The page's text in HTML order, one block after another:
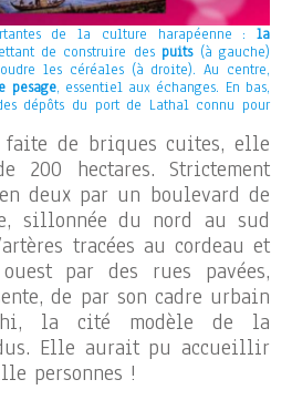
de la culture harapéenne : la
de construire des puits(à gauche)
les céréales (à droite). Au centre,
pesage, essentiel aux échanges. En bas,
dépôts du port de Lathal connu pour
faite de briques cuites, elle
200 hectares. Strictement
deux par un boulevard de
sillonnée du nord au sud
tracées au cordeau et
par des rues pavées,
de par son cadre urbain
la cité modèle de la
Elle aurait pu accueillir
personnes !